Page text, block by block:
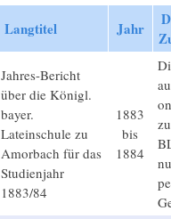
Langtitel Jahr
Jahres-Bericht
über die Königl.
bayer.
Lateinschule zu
Amorbach für das
Studienjahr
1883/84
1883
bis
1884